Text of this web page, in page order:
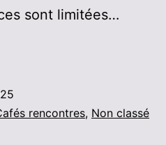
sont limitées…
rencontres, Non classé